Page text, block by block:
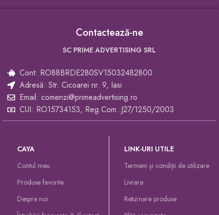
Contactează-ne
SC PRIME ADVERTISING SRL
Cont: RO88BRDE280SV15032482800
Adresă: Str. Cicoarei nr. 9, Iasi
Email: comenzi@primeadvertising.ro
CUI: RO15734153, Reg.Com.:J27/1250/2003
CAYA
Contul meu
Produse favorite
Despre noi
LINK-URI UTILE
Termeni și condiții de utilizare
Livrare
Returnare produse